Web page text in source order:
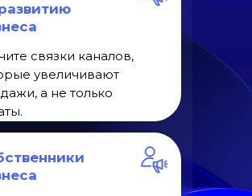
связки каналов,
увеличивают
а не только